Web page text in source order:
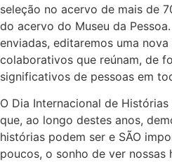
seleção no acervo de mais de
do acervo do Museu da
enviadas, editaremos uma
colaborativos que reúnam, de
significativos de pessoas em
O Dia Internacional de
que, ao longo destes anos,
histórias podem ser e SÃO
poucos, o sonho de ver nossas